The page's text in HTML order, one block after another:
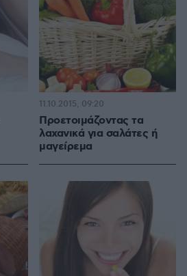
Προετοιμάζοντας τα
λαχανικά για σαλάτες ή
μαγείρεμα
11.10.2015, 09:20